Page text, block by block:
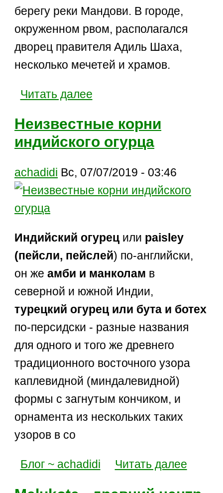
берегу реки Мандови. В городе,
окруженном рвом, располагался
дворец правителя Адиль Шаха,
несколько мечетей и храмов.
Читать далее
Неизвестные корни
индийского огурца
achadidi Вс, 07/07/2019 - 03:46
Индийский огурец или paisley
(пейсли, пейслей) по-английски,
он жеамби и манколам в
северной и южной Индии,
турецкий огурец или бута и ботех
по-персидски - разные названия
для одного и того же древнего
традиционного восточного узора
каплевидной (миндалевидной)
формы с загнутым кончиком, и
орнамента из нескольких таких
узоров в со
Блог ~ achadidi Читать далее